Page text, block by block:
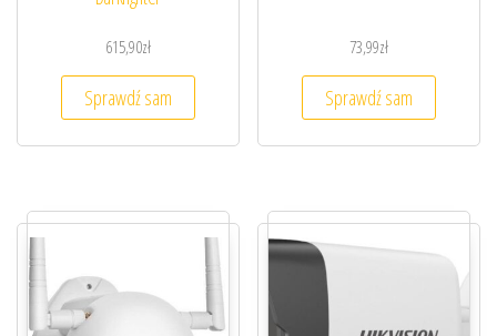
615,90zł
Sprawdź sam
73,99zł
Sprawdź sam